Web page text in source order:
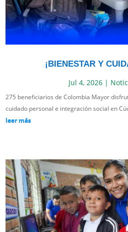
¡BIENESTAR Y
Jul 4, 2026|
275 beneficiarios de Colombia Mayor
cuidado personal e integración social en
leer más